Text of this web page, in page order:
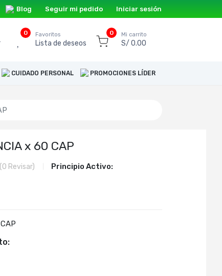
Blog Seguir mi pedido Iniciar sesión
0 Favoritos
Lista de deseos
0 Mi carrito
S/ 0.00
CUIDADO PERSONAL PROMOCIONES LÍDER
x 60 CAP
(0 Revisar) Principio Activo: